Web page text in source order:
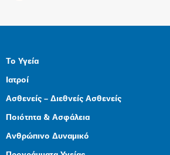
Το Υγεία
Ιατροί
Ασθενείς – Διεθνείς Ασθενείς
Ποιότητα & Ασφάλεια
Ανθρώπινο Δυναμικό